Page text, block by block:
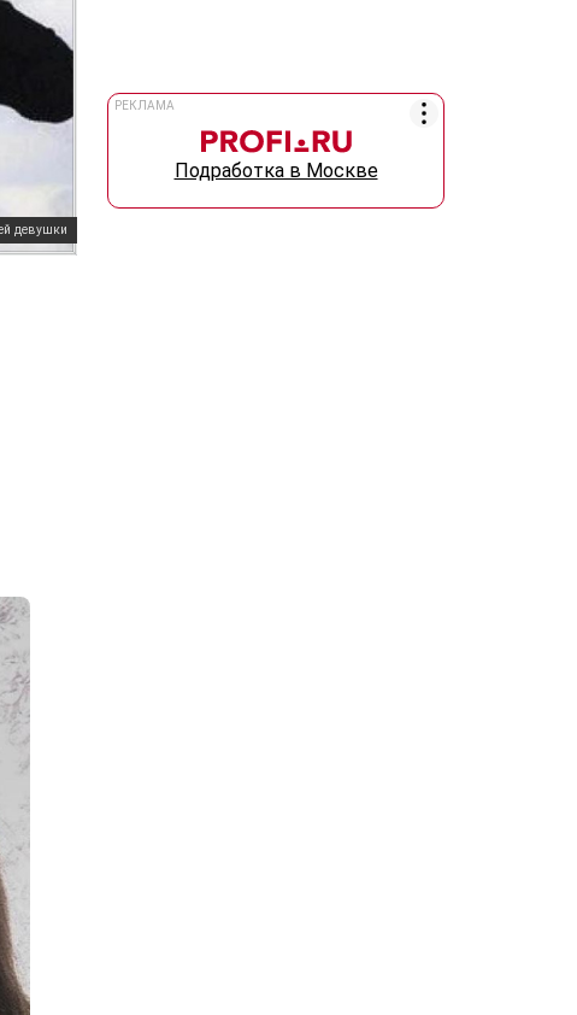
девушки
РЕКЛАМА
Подработка в Москве